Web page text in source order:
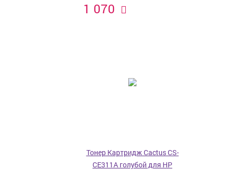
1 070
Тонер Картридж Cactus CS-
CE311A голубой для HP